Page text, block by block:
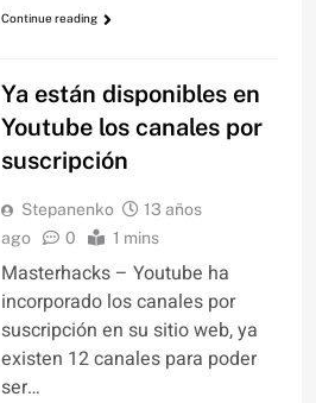
Continue reading
Ya están disponibles en
Youtube los canales por
suscripción
Stepanenko
13 años
ago
0 1 mins
Masterhacks – Youtube ha
incorporado los canales por
suscripción en su sitio web, ya
existen 12 canales para poder
ser…